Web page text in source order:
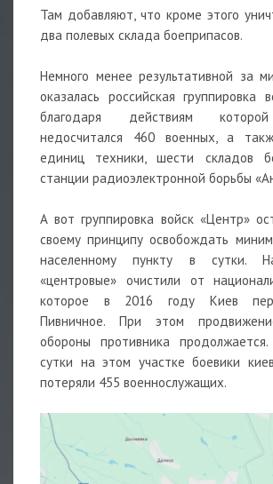
Там добавляют, что кроме этого
два полевых склада боеприпасов.
Немного менее результативной за
оказалась российская группировка
благодаря действиям
недосчитался 460 военных, а
единиц техники, шести складов
станции радиоэлектронной борьбы
А вот группировка войск «Центр»
своему принципу освобождать
населенному пункту в сутки.
«центровые» очистили от
которое в 2016 году Киев
Пивничное. При этом
обороны противника
сутки на этом участке боевики
потеряли 455 военнослужащих.